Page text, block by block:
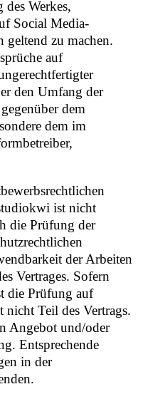
Werkes,
Social Media-
geltend zu machen.
auf
den Umfang der
dem
dem im
ist nicht
die Prüfung der
der Arbeiten
Vertrages. Sofern
die Prüfung auf
Teil des Vertrags.
Angebot und/oder
Entsprechende
in der